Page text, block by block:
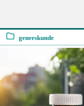
geneeskunde